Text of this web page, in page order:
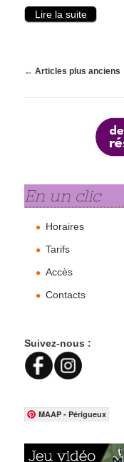
Lire la suite
Navigation des articles
← Articles plus anciens
En un clic
Horaires
Tarifs
Accès
Contacts
Suivez-nous :
MAAP - Périgueux